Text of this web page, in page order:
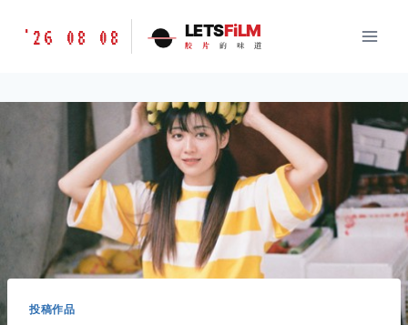
胶
味
LETSFILM
'26 08 08 LETSFiLM
胶 片 的 味 道
投稿作品